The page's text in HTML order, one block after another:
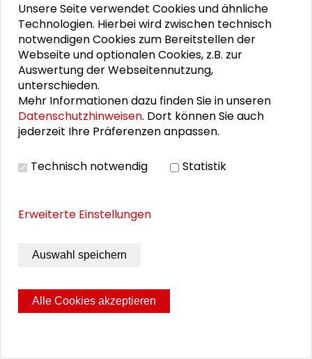
RESIDENCE
Tischgespräch: Geographie - mitten im
Wissenstransfer
Göblud die Schader-Stiftung ausgewählte
RESIDENCE
Unsere Seite verwendet Cookies und ähnliche
Technologien. Hierbei wird zwischen technisch
notwendigen Cookies zum Bereitstellen der
Webseite und optionalen Cookies, z.B. zur
Auswertung der Webseitennutzung,
unterschieden.
Mehr Informationen dazu finden Sie in unseren
Datenschutzhinweisen. Dort können Sie auch
jederzeit Ihre Präferenzen anpassen.
Technisch notwendig Statistik
Erweiterte Einstellungen
Auswahl speichern
Alle Cookies akzeptieren